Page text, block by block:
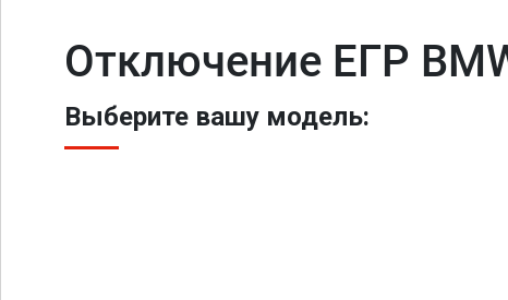
Отключение ЕГР
Выберите вашу модель: